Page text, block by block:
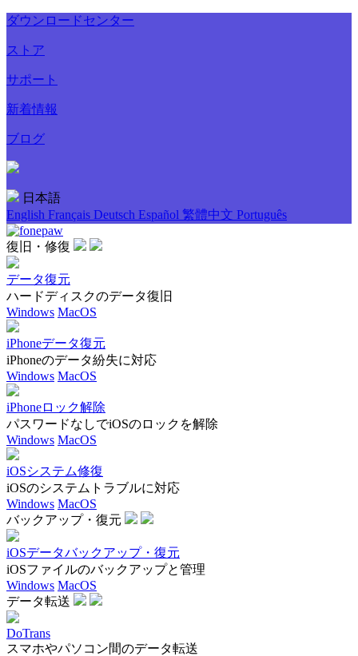
ダウンロードセンター
ストア
サポート
新着情報
ブログ
日本語
English Français Deutsch Español 繁體中文 Português
復旧・修復
データ復元
ハードディスクのデータ復旧
Windows MacOS
iPhoneデータ復元
iPhoneのデータ紛失に対応
Windows MacOS
iPhoneロック解除
パスワードなしでiOSのロックを解除
Windows MacOS
iOSシステム修復
iOSのシステムトラブルに対応
Windows MacOS
バックアップ・復元
iOSデータバックアップ・復元
iOSファイルのバックアップと管理
Windows MacOS
データ転送
DoTrans
スマホやパソコン間のデータ転送